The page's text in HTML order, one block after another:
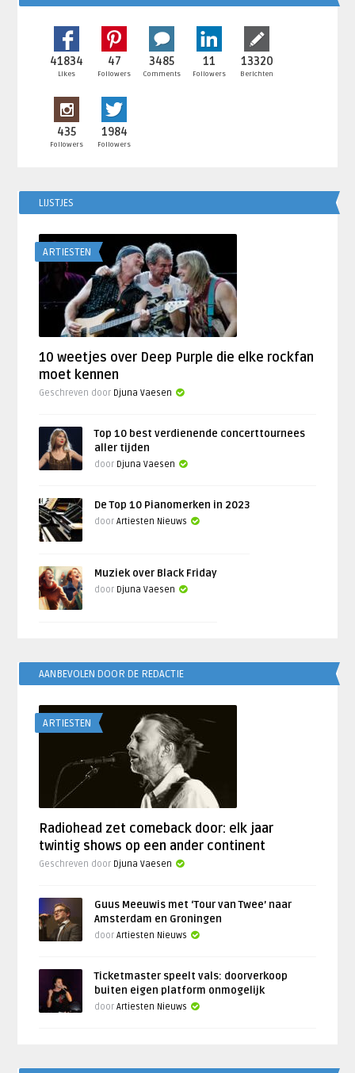
41834
Likes
47
Followers
3485
Comments
11
Followers
13320
Berichten
435
Followers
1984
Followers
LIJSTJES
ARTIESTEN
10 weetjes over Deep Purple die elke rockfan
moet kennen
Geschreven door Djuna Vaesen
Top 10 best verdienende concerttournees
aller tijden
door Djuna Vaesen
De Top 10 Pianomerken in 2023
doorArtiesten Nieuws
Muziek over Black Friday
door Djuna Vaesen
AANBEVOLEN DOOR DE REDACTIE
ARTIESTEN
Radiohead zet comeback door: elk jaar
twintig shows op een ander continent
Geschreven door Djuna Vaesen
Guus Meeuwis met ‘Tour van Twee’ naar
Amsterdam en Groningen
doorArtiesten Nieuws
Ticketmaster speelt vals: doorverkoop
buiten eigen platform onmogelijk
doorArtiesten Nieuws